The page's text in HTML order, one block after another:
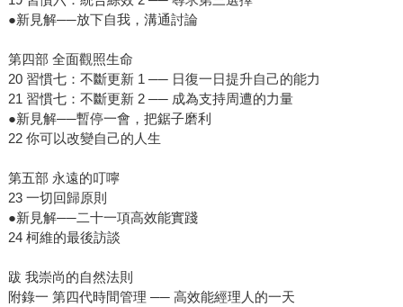
●新見解──放下自我，溝通討論
第四部 全面觀照生命
20 習慣七：不斷更新 1 ── 日復一日提升自己的能力
21 習慣七：不斷更新 2 ── 成為支持周遭的力量
●新見解──暫停一會，把鋸子磨利
22 你可以改變自己的人生
第五部 永遠的叮嚀
23 一切回歸原則
●新見解──二十一項高效能實踐
24 柯維的最後訪談
跋 我崇尚的自然法則
附錄一 第四代時間管理 ── 高效能經理人的一天